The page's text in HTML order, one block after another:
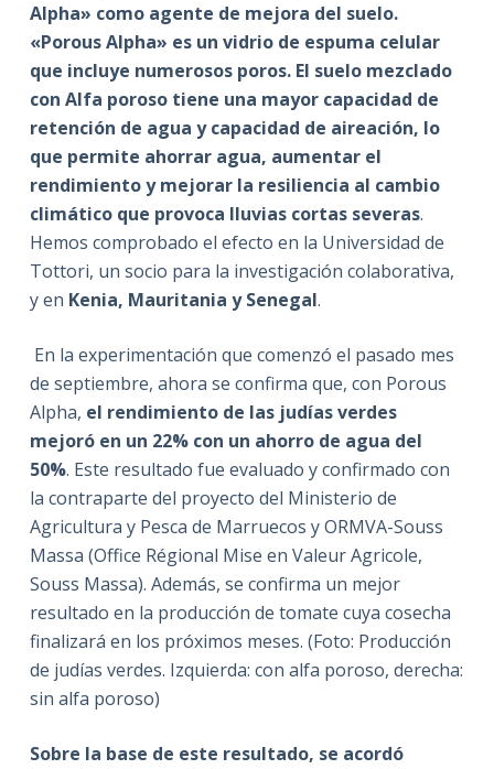
Alpha» como agente de mejora del suelo.
«Porous Alpha» es un vidrio de espuma celular
que incluye numerosos poros. El suelo mezclado
con Alfa poroso tiene una mayor capacidad de
retención de agua y capacidad de aireación, lo
que permite ahorrar agua, aumentar el
rendimiento y mejorar la resiliencia al cambio
climático que provoca lluvias cortas severas.
Hemos comprobado el efecto en la Universidad de
Tottori, un socio para la investigación colaborativa,
y en Kenia, Mauritania y Senegal.
En la experimentación que comenzó el pasado mes
de septiembre, ahora se confirma que, con Porous
Alpha, el rendimiento de las judías verdes
mejoró en un 22% con un ahorro de agua del
50%. Este resultado fue evaluado y confirmado con
la contraparte del proyecto del Ministerio de
Agricultura y Pesca de Marruecos y ORMVA-Souss
Massa (Office Régional Mise en Valeur Agricole,
Souss Massa). Además, se confirma un mejor
resultado en la producción de tomate cuya cosecha
finalizará en los próximos meses. (Foto: Producción
de judías verdes. Izquierda: con alfa poroso, derecha:
sin alfa poroso)
Sobre la base de este resultado, se acordó